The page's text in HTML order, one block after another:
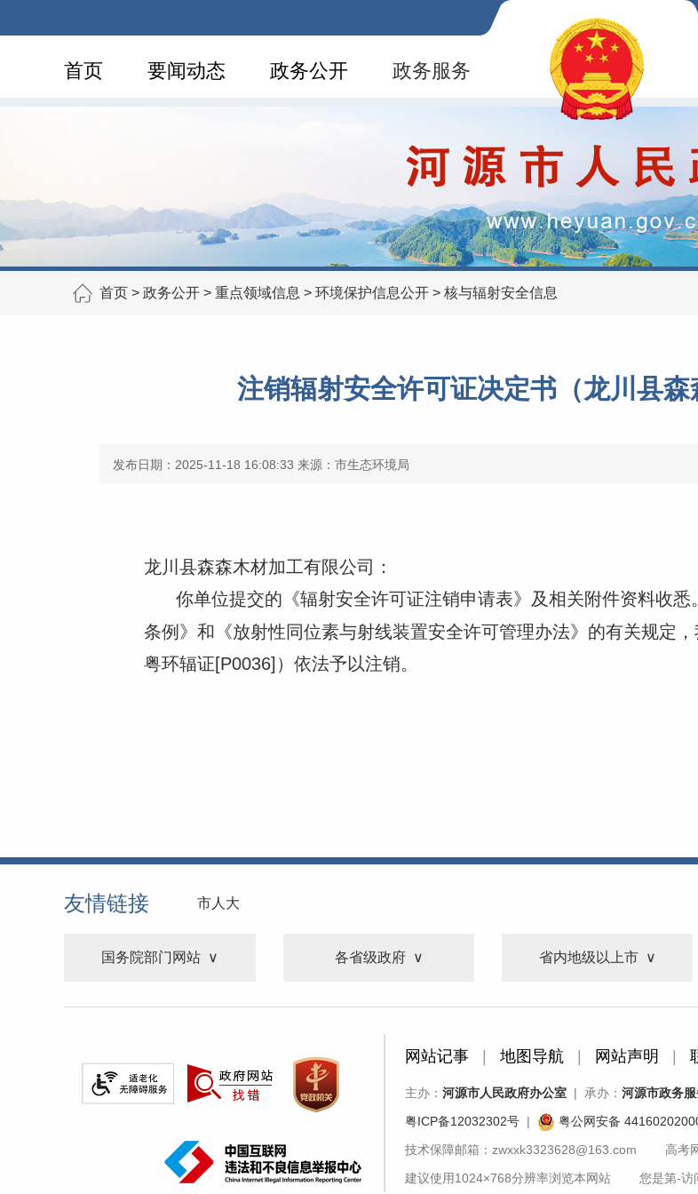
首页 要闻动态 政务公开 政务服务
首页 > 政务公开 > 重点领域信息 > 环境保护信息公开 > 核与辐射安全信息
注销辐射安全许可证决定书（龙川县森
发布日期：2025-11-18 16:08:33 来源：市生态环境局
龙川县森森木材加工有限公司：
你单位提交的《辐射安全许可证注销申请表》及相关附件资料收
条例》和《放射性同位素与射线装置安全许可管理办法》的有关规定
粤环辐证[P0036]）依法予以注销。
友情链接 市人大
国务院部门网站 各省级政府 省内地级以上市
网站记事 地图导航 网站声明
主办： 河源市人民政府办公室 | 承办： 河源市政务
粤ICP备12032302号 | 粤公网安备
技术保障邮箱：zwxxk3323628@163.com 高考
建议使用1024×768分辨率浏览本网站 您是第-访